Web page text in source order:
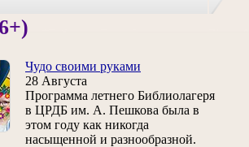
Чудо своими руками
28 Августа
Программа летнего Библиолагеря
в ЦРДБ им. А. Пешкова была в
этом году как никогда
насыщенной и разнообразной.